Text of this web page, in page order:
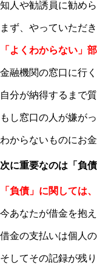
知人や勧誘員に勧め
まず、やっていただ
「よくわからない」
金融機関の窓口に行
自分が納得するまで
もし窓口の人が嫌が
わからないものにお
次に重要なのは「負
「負債」に関しては
今あなたが借金を抱
借金の支払いは個人
そしてその記録が残り